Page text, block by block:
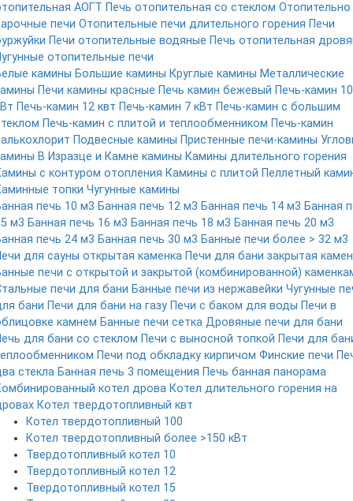
АОГТ Печь отопительная со стеклом Отопительно
печи Отопительные печи длительного горения Печи
Печи отопительные водяные Печь отопительная
отопительные печи
камины Большие камины Круглые камины Металлические
Печи камины красные Печь камин бежевый Печь-камин 10
Печь-камин 12 квт Печь-камин 7 кВт Печь-камин с большим
Печь-камин с плитой и теплообменником Печь-камин
Подвесные камины Пристенные печи-камины
В Изразце и Камне камины Камины длительного горения
с контуром отопления Камины с плитой Пеллетный
топки Чугунные камины
печь 10 м3 Банная печь 12 м3 Банная печь 14 м3 Банная
м3 Банная печь 16 м3 Банная печь 18 м3 Банная печь 20 м3
печь 24 м3 Банная печь 30 м3 Банные печи более > 32 м3
для сауны открытая каменка Печи для бани закрытая
печи с открытой и закрытой (комбинированной)
печи для бани Банные печи из нержавейки Чугунные
бани Печи для бани на газу Печи с баком для воды Печи в
камнем Банные печи сетка Дровяные печи для бани
для бани со стеклом Печи с выносной топкой Печи для
Печи под обкладку кирпичом Финские печи
стекла Банная печь 3 помещения Печь банная панорама
котел дрова Котел длительного горения на
Котел твердотопливный квт
Котел твердотопливный 100
Котел твердотопливный более >150 кВт
Твердотопливный котел 10
Твердотопливный котел 12
Твердотопливный котел 15